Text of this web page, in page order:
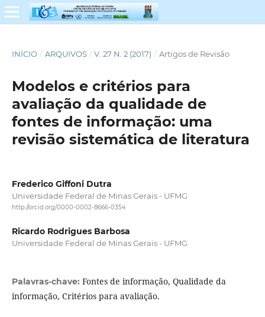
INÍCIO / ARQUIVOS / V. 27 N. 2 (2017) / Artigos de Revisão
Modelos e critérios para
avaliação da qualidade de
fontes de informação: uma
revisão sistemática de literatura
Frederico Giffoni Dutra
Universidade Federal de Minas Gerais - UFMG
http://orcid.org/0000-0002-8666-0354
Ricardo Rodrigues Barbosa
Universidade Federal de Minas Gerais - UFMG
Palavras-chave: Fontes de informação, Qualidade da
informação, Critérios para avaliação.